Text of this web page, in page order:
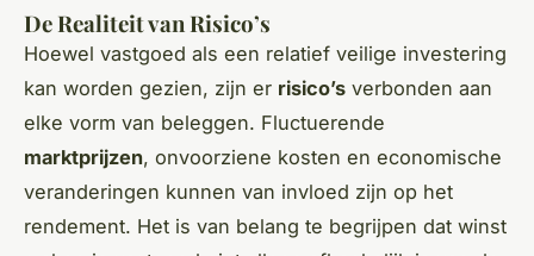
De Realiteit van Risico’s
Hoewel vastgoed als een relatief veilige investering
kan worden gezien, zijn er risico’s verbonden aan
elke vorm van beleggen. Fluctuerende
marktprijzen, onvoorziene kosten en economische
veranderingen kunnen van invloed zijn op het
rendement. Het is van belang te begrijpen dat winst